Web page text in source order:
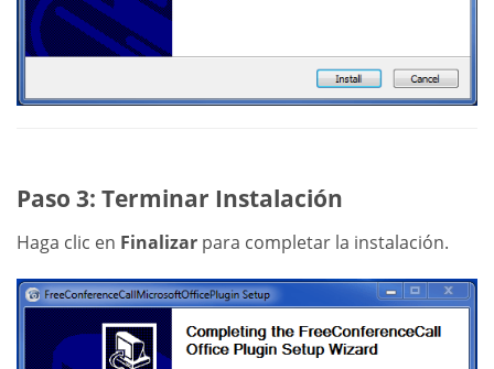
Paso 3: Terminar Instalación
Haga clic en Finalizar para completar la instalación.